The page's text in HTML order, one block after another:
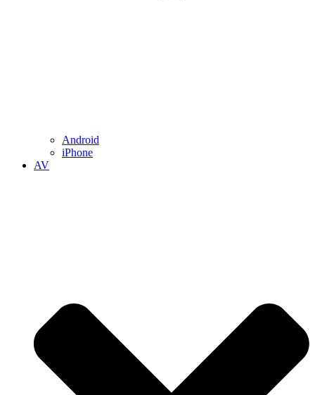
Android
iPhone
AV